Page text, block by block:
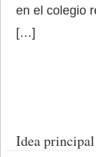
en el colegio
[…]
Idea